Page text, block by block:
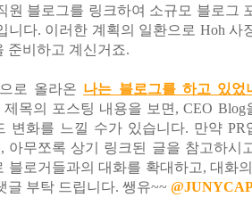
원 블로그를 링크하여 소규모 블로그
니다. 이러한 계획의 일환으로 Hoh 사
준비하고 계신거죠.
로 올라온 나는 블로그를 하고 있었
제목의 포스팅 내용을 보면, CEO Blog
변화를 느낄 수가 있습니다. 만약 PR
아무쪼록 상기 링크된 글을 참고하시
블로거들과의 대화를 확대하고, 대화
글 부탁 드립니다. 쌩유~~